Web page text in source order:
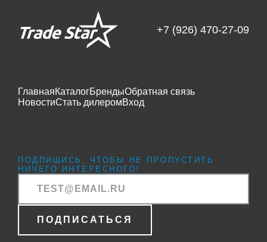
+7 (926) 470-27-09
ГлавнаяКаталогБрендыОбратная связь
НовостиСтать дилеромВход
ПОДПИШИСЬ, ЧТОБЫ НЕ ПРОПУСТИТЬ
НИЧЕГО ИНТЕРЕСНОГО!
ПОДПИСАТЬСЯ